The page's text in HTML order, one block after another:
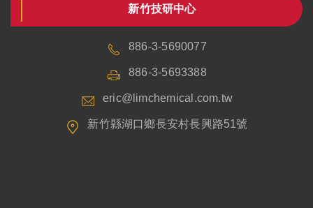
新竹技研中心
886-3-5690077
886-3-5693388
eric@limchemical.com.tw
新竹縣湖口鄉長安村長興路51號